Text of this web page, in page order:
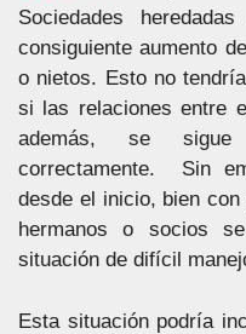
Sociedades
consiguiente aumento
o nietos. Esto no
si las relaciones entre
además, se
correctamente. Sin
desde el inicio, bien
hermanos o socios
situación de difícil
Esta situación podría